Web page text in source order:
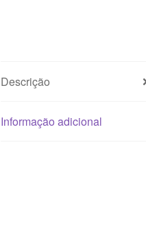
Descrição
Informação adicional